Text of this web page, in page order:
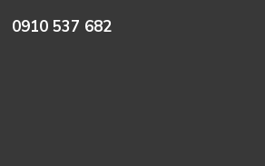
0910 537 682